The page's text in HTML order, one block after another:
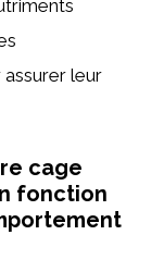
leur
cage
fonction